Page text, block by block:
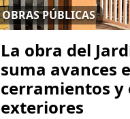
OBRAS PÚBLICAS
La obra del
suma avances
cerramientos y
exteriores